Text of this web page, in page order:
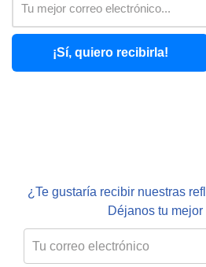
¡Sí, quiero recibirla!
¿Te gustaría recibir nuestras
Déjanos tu mejor